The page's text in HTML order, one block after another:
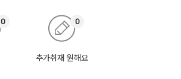
0
추가취재 원해요
0